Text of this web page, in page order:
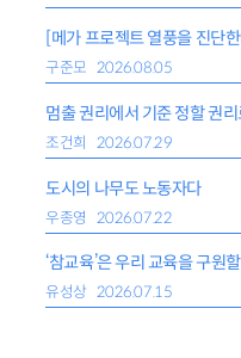
[메가 프로젝트 열풍을 진단
구준모 2026.08.05
조건희 2026.07.29
도시의 나무도 노동자다
우종영 2026.07.22
유성상 2026.07.15